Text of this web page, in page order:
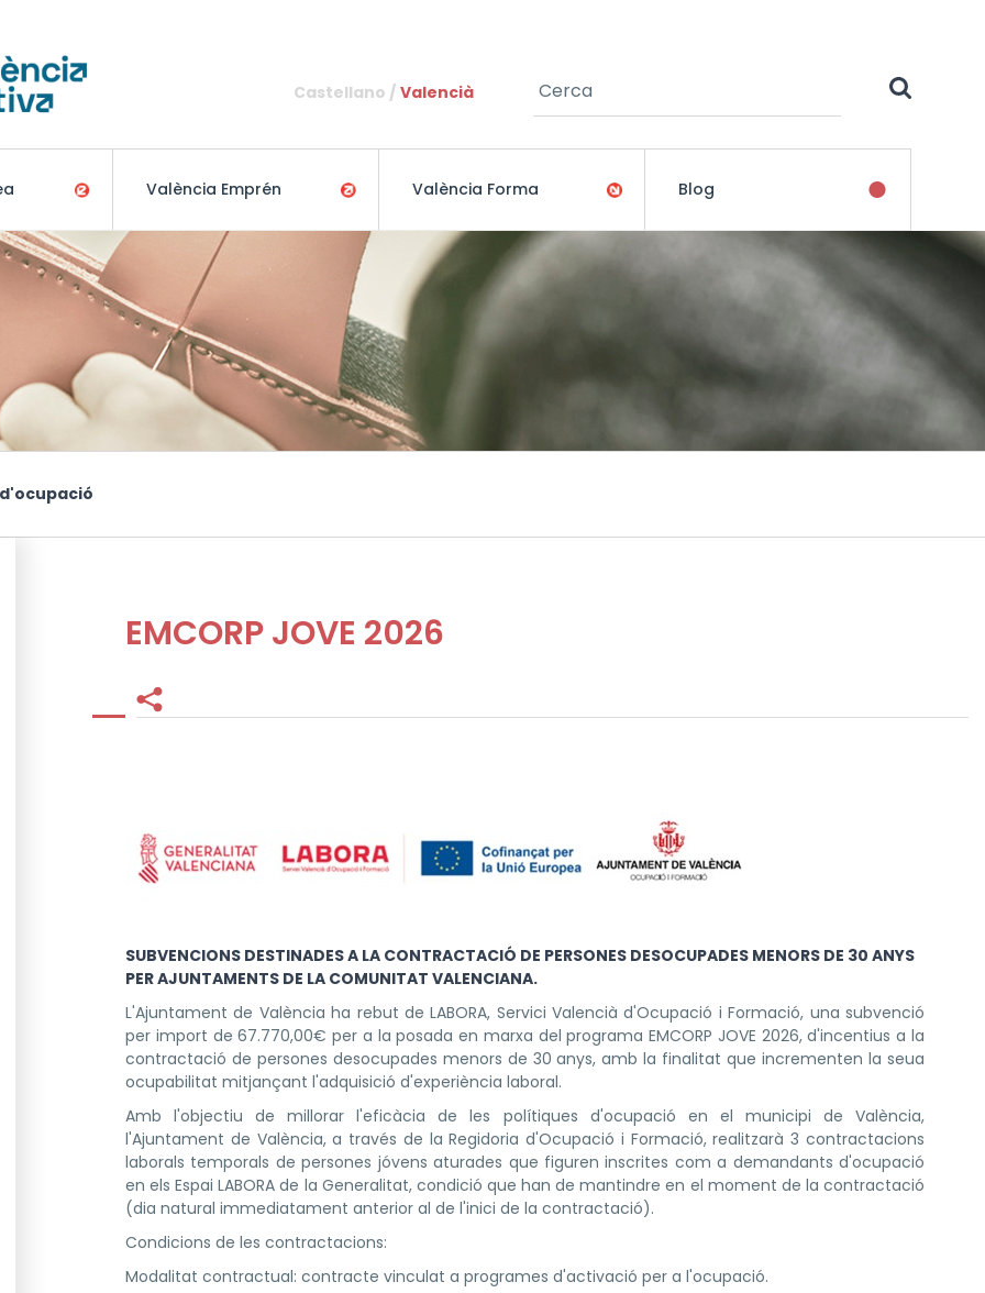
Castellano Valencià Formulari de cerca
Cerca
València Emprén València Forma Blog
EMCORP JOVE 2026
SUBVENCIONS DESTINADES A LA CONTRACTACIÓ DE PERSONES DESOCUPADES MENORS DE 30 ANYS
PER AJUNTAMENTS DE LA COMUNITAT VALENCIANA.
L'Ajuntament de València ha rebut de LABORA, Servici Valencià d'Ocupació i Formació, una subvenció
per import de 67.770,00€ per a la posada en marxa del programa EMCORP JOVE 2026, d'incentius a la
contractació de persones desocupades menors de 30 anys, amb la finalitat que incrementen la seua
ocupabilitat mitjançant l'adquisició d'experiència laboral.
Amb l'objectiu de millorar l'eficàcia de les polítiques d'ocupació en el municipi de València,
l'Ajuntament de València, a través de la Regidoria d'Ocupació i Formació, realitzarà 3 contractacions
laborals temporals de persones jóvens aturades que figuren inscrites com a demandants d'ocupació
en els Espai LABORA de la Generalitat, condició que han de mantindre en el moment de la contractació
(dia natural immediatament anterior al de l'inici de la contractació).
Condicions de les contractacions:
Modalitat contractual: contracte vinculat a programes d'activació per a l'ocupació.